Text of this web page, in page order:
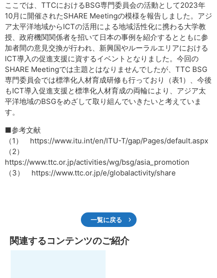
ここでは、TTCにおけるBSG専門委員会の活動として2023年
10月に開催されたSHARE Meetingの模様を報告しました。アジ
ア太平洋地域からICTの活用による地域活性化に携わる大学教
授、政府機関関係者を招いて日本の事例を紹介するとともに参
加者間の意見交換が行われ、新興国やルーラルエリアにおける
ICT導入の促進支援に資するイベントとなりました。今回の
SHARE Meetingでは主題とはなりませんでしたが、TTC BSG
専門委員会では標準化人材育成研修も行っており（表1）、今後
もICT導入促進支援と標準化人材育成の両輪により、アジア太
平洋地域のBSGをめざして取り組んでいきたいと考えていま
す。
■参考文献
（1） https://www.itu.int/en/ITU-T/gap/Pages/default.aspx
（2）
https://www.ttc.or.jp/activities/wg/bsg/asia_promotion
（3） https://www.ttc.or.jp/e/globalactivity/share
一覧に戻る
関連するコンテンツのご紹介